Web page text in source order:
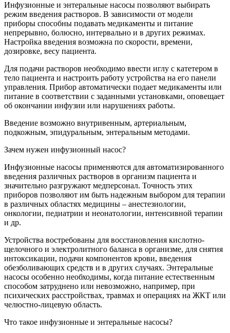
Инфузионные и энтеральные насосы позволяют выбирать
режим введения растворов. В зависимости от модели
приборы способны подавать медикаменты и питание
непрерывно, болюсно, интервально и в других режимах.
Настройка введения возможна по скорости, времени,
дозировке, весу пациента.
Для подачи растворов необходимо ввести иглу с катетером в
тело пациента и настроить работу устройства на его панели
управления. Прибор автоматически подает медикаменты или
питание в соответствии с заданными установками, оповещает
об окончании инфузии или нарушениях работы.
Введение возможно внутривенным, артериальным,
подкожным, эпидуральным, энтеральным методами.
Зачем нужен инфузионный насос?
Инфузионные насосы применяются для автоматизированного
введения различных растворов в организм пациента и
значительно разгружают медперсонал. Точность этих
приборов позволяют им быть надежным выбором для терапии
в различных областях медицины – анестезиологии,
онкологии, педиатрии и неонатологии, интенсивной терапии
и др.
Устройства востребованы для восстановления кислотно-
щелочного и электролитного баланса в организме, для снятия
интоксикации, подачи компонентов крови, введения
обезболивающих средств и в других случаях. Энтеральные
насосы особенно необходимы, когда питание естественным
способом затруднено или невозможно, например, при
психических расстройствах, травмах и операциях на ЖКТ или
челюстно-лицевую область.
Что такое инфузионные и энтеральные насосы?